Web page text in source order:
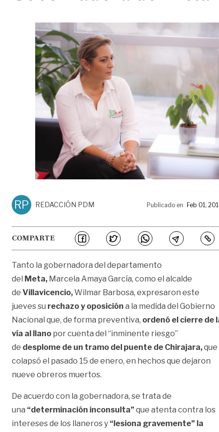
RP REDACCIÓN PDM Publicado en Feb 01,
COMPARTE
Tanto la gobernadora del departamento
del Meta, Marcela Amaya García‏, como el alcalde
de Villavicencio,Wilmar Barbosa, expresaron este
jueves su rechazo y oposición a la medida del Gobierno
Nacional que, de forma preventiva, ordenó el cierre de
vía al llano por cuenta del “inminente riesgo”
de desplome de un tramo del puente de Chirajara,que
colapsó el pasado 15 de enero, en hechos que dejaron
nueve obreros muertos.
De acuerdo con la gobernadora, se trata de
una “determinación inconsulta” que atenta contra los
intereses de los llaneros y “lesiona gravemente” la